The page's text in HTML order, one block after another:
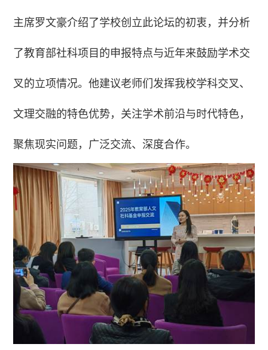
主席罗文豪介绍了学校创立此论坛的初衷，并分析
了教育部社科项目的申报特点与近年来鼓励学术交
叉的立项情况。他建议老师们发挥我校学科交叉、
文理交融的特色优势，关注学术前沿与时代特色，
聚焦现实问题，广泛交流、深度合作。